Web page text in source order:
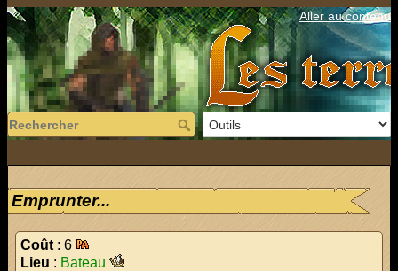
Aller au contenu
Emprunter...
Coût : 6
Lieu : Bateau